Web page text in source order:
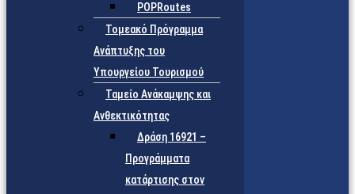
POPRoutes
Τομεακό Πρόγραμμα
Ανάπτυξης του
Υπουργείου Τουρισμού
Ταμείο Ανάκαμψης και
Ανθεκτικότητας
Δράση 16921 –
Προγράμματα
κατάρτισης στον